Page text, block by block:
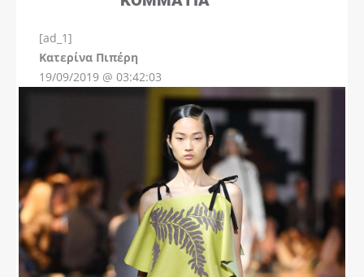
[ad_1]
Kατερίνα Πιπέρη
19/09/2019 @ 03:42:03